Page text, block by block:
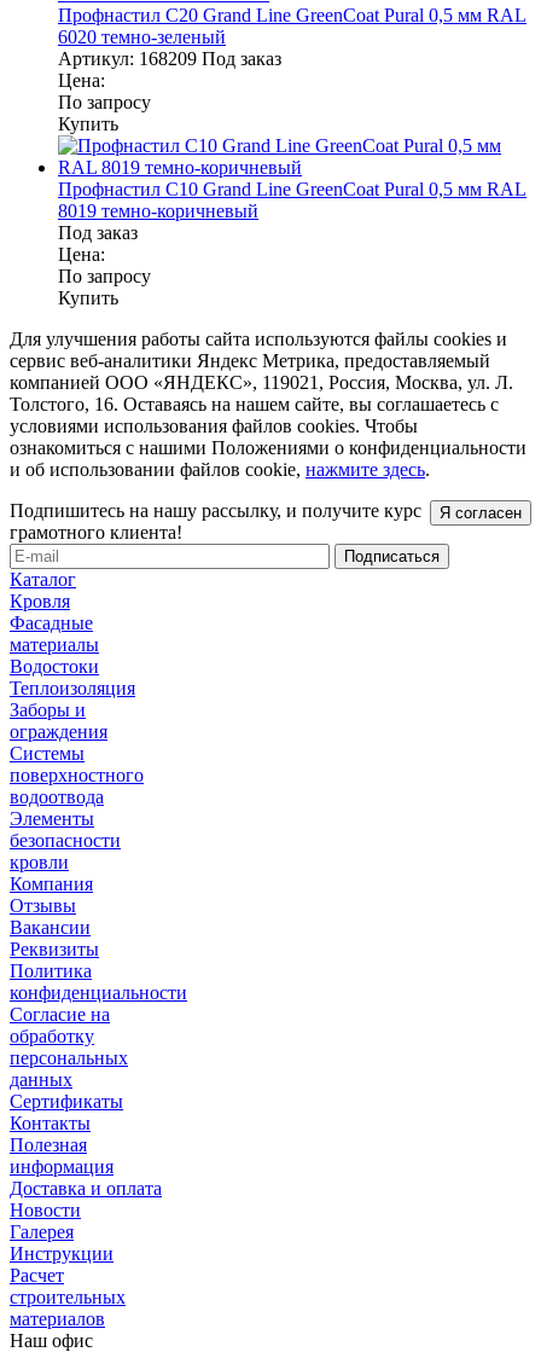
Профнастил С20 Grand Line GreenCoat Pural 0,5 мм RAL
6020 темно-зеленый
Артикул: 168209 Под заказ
Цена:
По запросу
Купить
Профнастил С10 Grand Line GreenCoat Pural 0,5 мм RAL
8019 темно-коричневый
Под заказ
Цена:
По запросу
Купить
Для улучшения работы сайта используются файлы cookies и
сервис веб-аналитики Яндекс Метрика, предоставляемый
компанией ООО «ЯНДЕКС», 119021, Россия, Москва, ул. Л.
Толстого, 16. Оставаясь на нашем сайте, вы соглашаетесь с
условиями использования файлов cookies. Чтобы
ознакомиться с нашими Положениями о конфиденциальности
и об использовании файлов cookie, нажмите здесь.
Я согласен
Подпишитесь на нашу рассылку, и получите курс
грамотного клиента!
Каталог
Кровля
Фасадные
материалы
Водостоки
Теплоизоляция
Заборы и
ограждения
Системы
поверхностного
водоотвода
Элементы
безопасности
кровли
Компания
Отзывы
Вакансии
Реквизиты
Политика
конфиденциальности
Согласие на
обработку
персональных
данных
Сертификаты
Контакты
Полезная
информация
Доставка и оплата
Новости
Галерея
Инструкции
Расчет
строительных
материалов
Наш офис